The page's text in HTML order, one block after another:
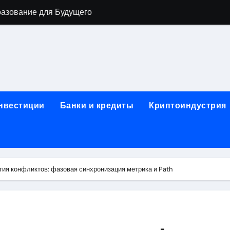
для Будущего
в Москву и обратно по привлекательным ценам
Всё, что нужно знать
в компании ИНКОМ-Недвижимость
Продаж?
Банки и кредиты Криптоиндустрия
конфликтов: фазовая синхронизация метрика и Path